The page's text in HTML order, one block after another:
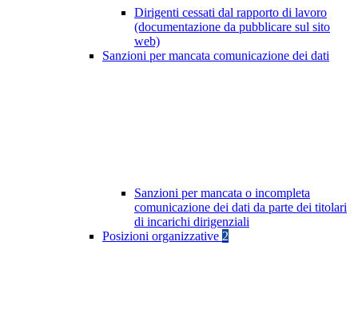
Dirigenti cessati dal rapporto di lavoro
(documentazione da pubblicare sul sito
web)
Sanzioni per mancata comunicazione dei dati
Sanzioni per mancata o incompleta
comunicazione dei dati da parte dei titolari
di incarichi dirigenziali
Posizioni organizzative 2